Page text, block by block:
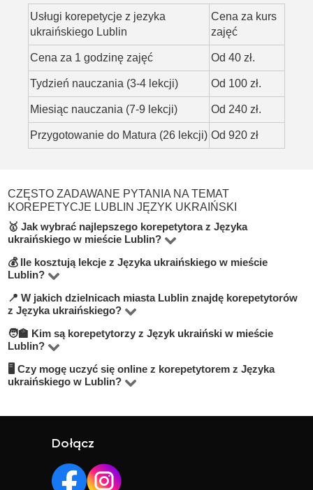
Usługi korepetycje z jezyka
ukraińskiego Lublin
Cena za kurs
zajęć
Cena za 1 godzinę zajęć Od 40 zł.
Tydzień nauczania (3-4 lekcji) Od 100 zł.
Miesiąc nauczania (7-9 lekcji) Od 240 zł.
Przygotowanie do Matura (26 lekcji) Od 920 zł
CZĘSTO ZADAWANE PYTANIA NA TEMAT
KOREPETYCJE LUBLIN JĘZYK UKRAIŃSKI
🥇 Jak wybrać najlepszego korepetytora z Języka
ukraińskiego w mieście Lublin?
Na platformie BUKI znajdziesz 6 korepetytorów
oferujących zajęcia z Język ukraiński w miejscowości
Lublin. Przy wyborze zwróć uwagę na cenę, opinie,
szukać korepetytorów z opcją darmowej lekcji próbnej,
💰 Ile kosztują lekcje z Języka ukraińskiego w mieście
Lublin?
Ceny zależą od poziomu, doświadczenia korepetytora i
trybu zajęć (online lub stacjonarnie). Średnia cena w
mieście Lublin wynosi od 50 do 100 zł/h.
📍 W jakich dzielnicach miasta Lublin znajdę korepetytorów
z Języka ukraińskiego?
Na BUKI możesz znaleźć nauczycieli w niemal
wszystkich dzielnicach miasta Lublin. Możesz też wybrać
lekcje online, jeśli zależy Ci na elastyczności.
🧑‍🏫 Kim są korepetytorzy z Język ukraiński w mieście
Lublin?
Na BUKI znajdziesz wykwalifikowanych nauczycieli,
studentów oraz praktyków z doświadczeniem. Średnia
🖥 Czy mogę uczyć się online z korepetytorem z Języka
ukraińskiego w Lublin?
Online możesz uczyć się w elastyczny sposób,
niezależnie od lokalizacji.
Dołącz